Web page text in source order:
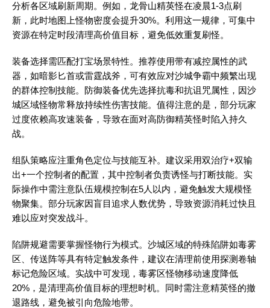
分析各区域刷新周期。例如，龙骨山精英怪在凌晨1-3点刷
新，此时地图上怪物密度会提升30%。利用这一规律，可集中
资源在特定时段清理高价值目标，避免低效重复刷怪。
装备选择需匹配打宝场景特性。推荐使用带有减控属性的武
器，如暗影匕首或雷霆战斧，可有效应对沙城争霸中频繁出现
的群体控制技能。防御装备优先选择抗毒和抗诅咒属性，因沙
城区域怪物常释放持续性伤害技能。值得注意的是，部分玩家
过度依赖高攻速装备，导致在面对高防御精英怪时陷入持久
战。
组队策略应注重角色定位与技能互补。建议采用双治疗+双输
出+一个控制者的配置，其中控制者负责诱怪与打断技能。实
际操作中需注意队伍规模控制在5人以内，避免触发大规模怪
物聚集。部分玩家因盲目追求人数优势，导致资源消耗过快且
难以应对突发战斗。
陷阱规避需要掌握怪物行为模式。沙城区域的特殊陷阱如毒雾
区、传送阵等具有特定触发条件，建议在清理前使用探测卷轴
标记危险区域。实战中可发现，毒雾区怪物移动速度降低
20%，是清理高价值目标的理想时机。同时需注意精英怪的撤
退路线，避免被引向危险地带。